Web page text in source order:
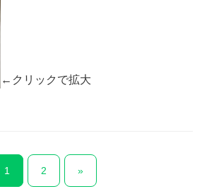
←クリックで拡大
1 2 »